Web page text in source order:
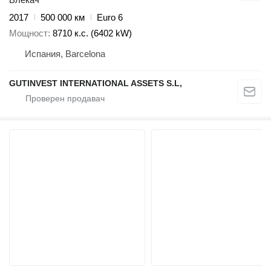
2017
500 000 км
Euro 6
Мощност 8710 к.с. (6402 kW)
Испания, Barcelona
GUTINVEST INTERNATIONAL ASSETS S.L,